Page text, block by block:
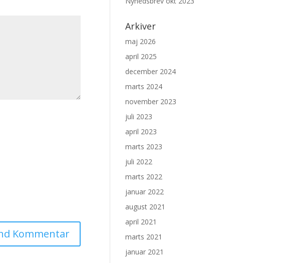
Arkiver
maj 2026
april 2025
december 2024
marts 2024
november 2023
juli 2023
april 2023
marts 2023
juli 2022
marts 2022
januar 2022
august 2021
april 2021
marts 2021
januar 2021